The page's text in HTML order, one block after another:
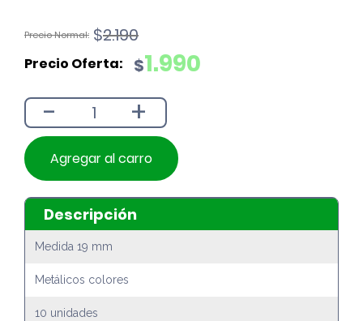
$2.190
El
original
$2.190.
$1.990
El
actual
$1.990.
- +
Agregar al carro
Descripción
Medida 19 mm
Metálicos colores
10 unidades